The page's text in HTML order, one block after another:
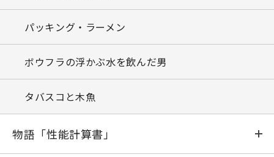
わびとさび
パッキング・ラーメン
ボウフラの浮かぶ水を飲んだ男
タバスコと木魚
物語「性能計算書」